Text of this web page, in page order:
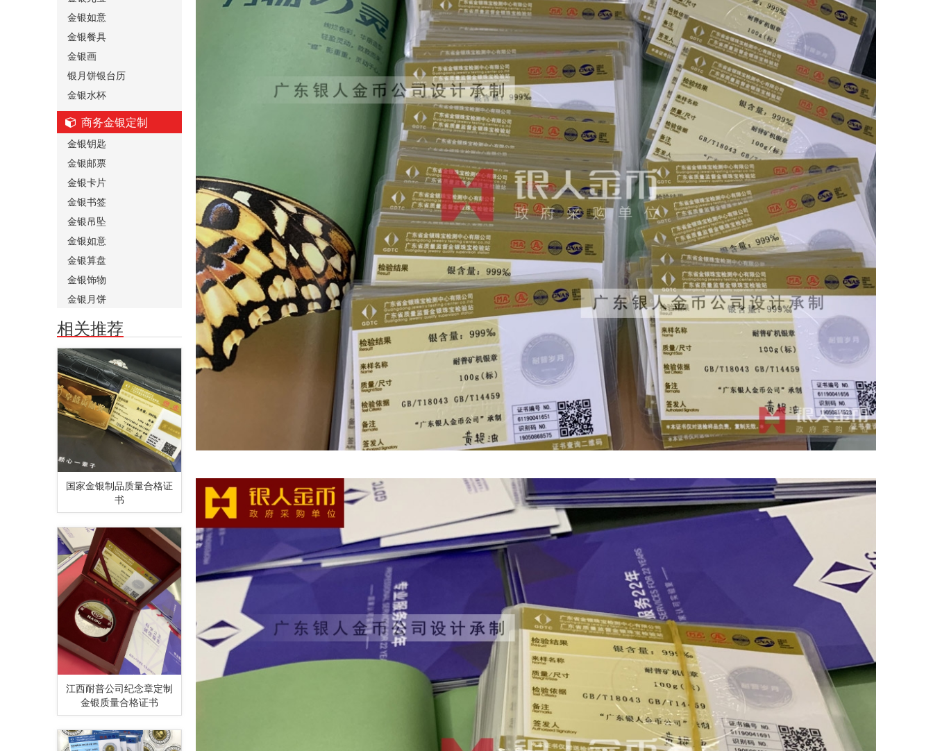
金银如意
金银餐具
金银画
银月饼银台历
金银水杯
商务金银定制
金银钥匙
金银邮票
金银卡片
金银书签
金银吊坠
金银如意
金银算盘
金银饰物
金银月饼
相关推荐
国家金银制品质量合格证
书
江西耐普公司纪念章定制
金银质量合格证书